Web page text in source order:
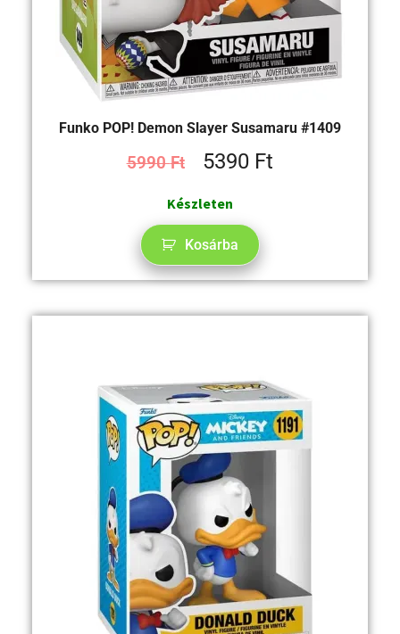
Funko POP! Demon Slayer Susamaru #1409
5990Ft 5390 Ft
Készleten
Kosárba